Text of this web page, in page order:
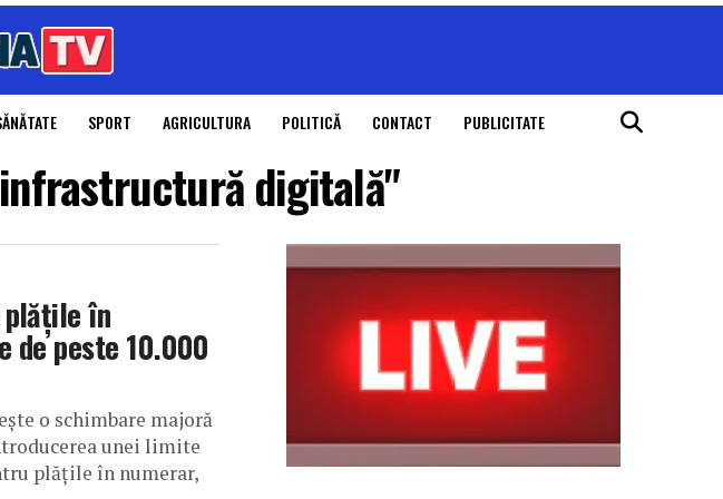
SPORT AGRICULTURA POLITICĂ CONTACT PUBLICITATE
digitală"
plățile în
de peste 10.000
o schimbare majoră
unei limite
plățile în numerar,